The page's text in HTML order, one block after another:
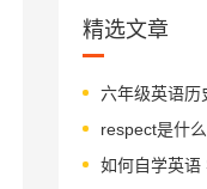
精选文章
六年级英语历
如何自学英语